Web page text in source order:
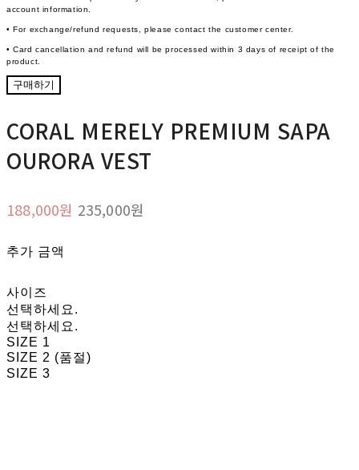
account information.
• For exchange/refund requests, please contact the customer center.
• Card cancellation and refund will be processed within 3 days of receipt of the
product.
구매하기
CORAL MERELY PREMIUM SAPA
OURORA VEST
188,000원 235,000원
추가 금액
사이즈
선택하세요.
선택하세요.
SIZE 1
SIZE 2 (품절)
SIZE 3